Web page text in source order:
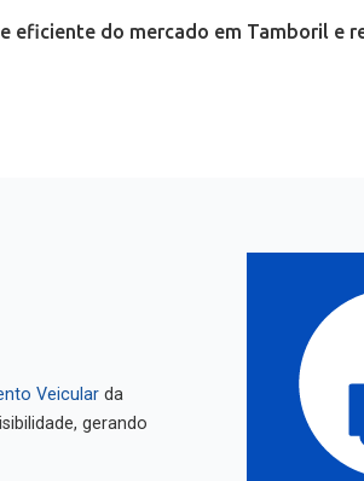
eficiente do mercado em Tamboril e
Veicular da
gerando